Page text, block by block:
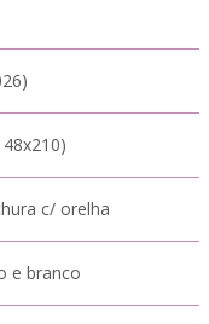
c/ orelha
e branco